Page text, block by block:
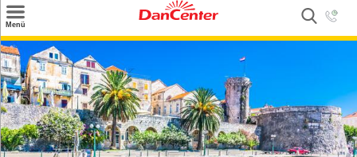
Menü
Suchen
Urlaubsziele
Weitere Urlaubsziele
Angebote